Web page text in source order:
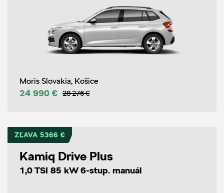
Moris Slovakia, Košice
24 990 € 28 276 €
ZĽAVA 5366 €
Kamiq Drive Plus
1,0 TSI 85 kW 6-stup. manuál